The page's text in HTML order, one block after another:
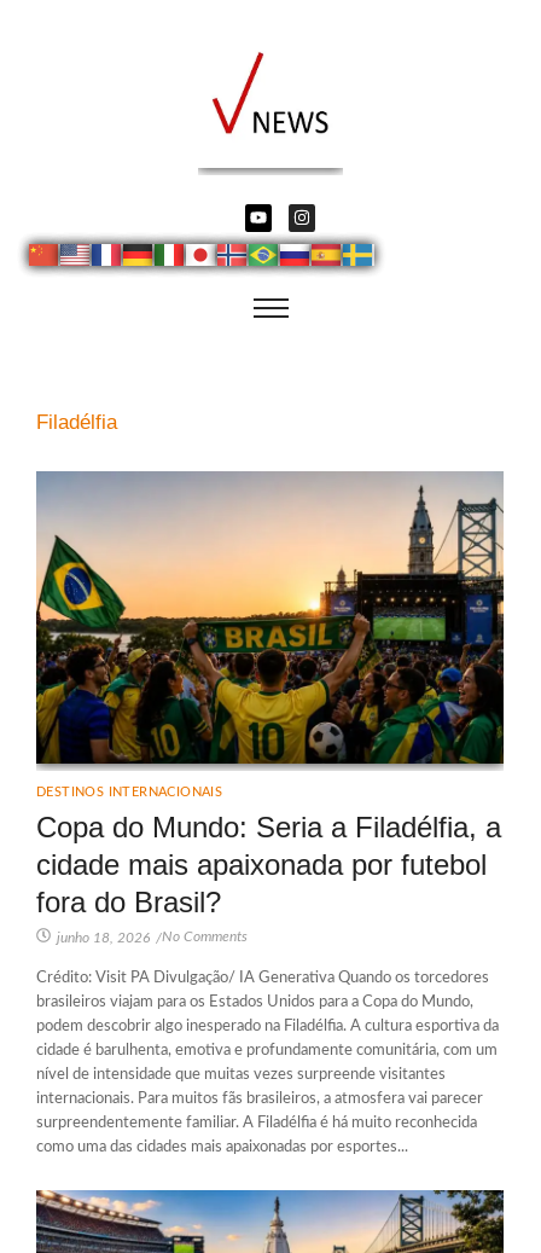
Filadélfia
DESTINOS INTERNACIONAIS
Copa do Mundo: Seria a Filadélfia, a
cidade mais apaixonada por futebol
fora do Brasil?
junho 18, 2026 /No Comments
Crédito: Visit PA Divulgação/ IA Generativa Quando os torcedores
brasileiros viajam para os Estados Unidos para a Copa do Mundo,
podem descobrir algo inesperado na Filadélfia. A cultura esportiva da
cidade é barulhenta, emotiva e profundamente comunitária, com um
nível de intensidade que muitas vezes surpreende visitantes
internacionais. Para muitos fãs brasileiros, a atmosfera vai parecer
surpreendentemente familiar. A Filadélfia é há muito reconhecida
como uma das cidades mais apaixonadas por esportes...